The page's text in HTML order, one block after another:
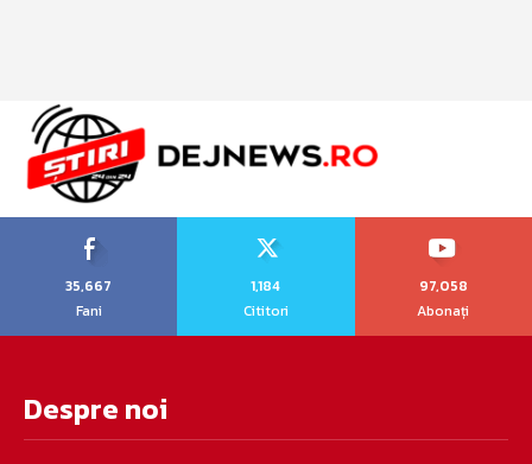
35,667
Fani
1,184
Cititori
97,058
Abonați
Despre noi